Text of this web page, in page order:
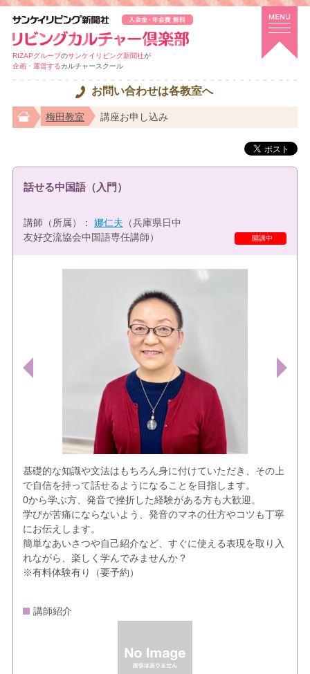
RIZAPグループのサンケイリビング新聞社が
企画・運営するカルチャースクール
お問い合わせは各教室へ
梅田教室 講座お申し込み
開講中
話せる中国語（入門）
講師（所属）： 娜仁夫 （兵庫県日中
友好交流協会中国語専任講師）
基礎的な知識や文法はもちろん身に付けていただき、その上
で自信を持って話せるようになることを目指します。
0から学ぶ方、発音で挫折した経験がある方も大歓迎。
学びが苦痛にならないよう、発音のマネの仕方やコツも丁寧
にお伝えします。
簡単なあいさつや自己紹介など、すぐに使える表現を取り入
れながら、楽しく学んでみませんか？
※有料体験有り（要予約）
講師紹介